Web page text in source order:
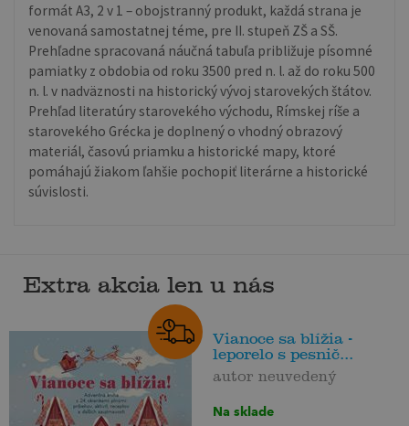
formát A3, 2 v 1 – obojstranný produkt, každá strana je
venovaná samostatnej téme, pre II. stupeň ZŠ a SŠ.
Prehľadne spracovaná náučná tabuľa približuje písomné
pamiatky z obdobia od roku 3500 pred n. l. až do roku 500
n. l. v nadväznosti na historický vývoj starovekých štátov.
Prehľad literatúry starovekého východu, Rímskej ríše a
starovekého Grécka je doplnený o vhodný obrazový
materiál, časovú priamku a historické mapy, ktoré
pomáhajú žiakom ľahšie pochopiť literárne a historické
súvislosti.
Extra akcia len u nás
Vianoce sa blížia -
leporelo s pesnič...
autor neuvedený
Na sklade